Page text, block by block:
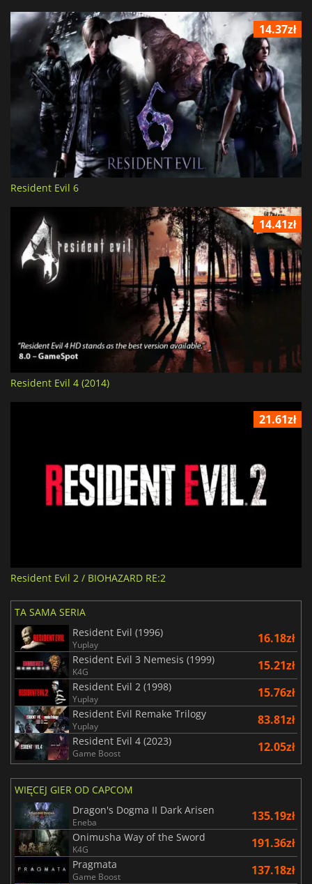
14.37zł
Resident Evil 6
14.41zł
Resident Evil 4 (2014)
21.61zł
Resident Evil 2 / BIOHAZARD RE:2
TA SAMA SERIA
Resident Evil (1996)
Yuplay 16.18zł
Resident Evil 3 Nemesis (1999)
K4G 15.21zł
Resident Evil 2 (1998)
Yuplay 15.76zł
Resident Evil Remake Trilogy
Yuplay 83.81zł
Resident Evil 4 (2023)
Game Boost 12.05zł
WIĘCEJ GIER OD CAPCOM
Dragon's Dogma II Dark Arisen
Eneba 135.19zł
Onimusha Way of the Sword
K4G 191.36zł
Pragmata
Game Boost 137.18zł